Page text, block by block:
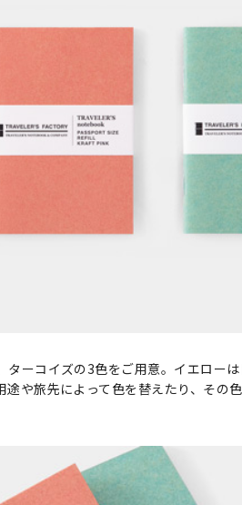
ーコイズの3色をご用意。イエロー
や旅先によって色を替えたり、その